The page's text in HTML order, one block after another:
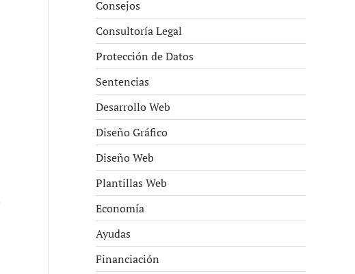
Consejos
Consultoría Legal
Protección de Datos
Sentencias
Desarrollo Web
Diseño Gráfico
Diseño Web
Plantillas Web
Economía
Ayudas
Financiación